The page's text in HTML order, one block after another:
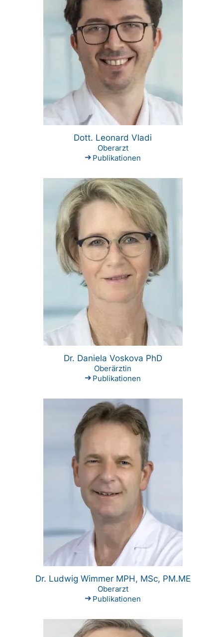
Dott. Leonard Vladi
Oberarzt
Publikationen
Dr. Daniela Voskova PhD
Oberärztin
Publikationen
Dr. Ludwig Wimmer MPH, MSc, PM.ME
Oberarzt
Publikationen